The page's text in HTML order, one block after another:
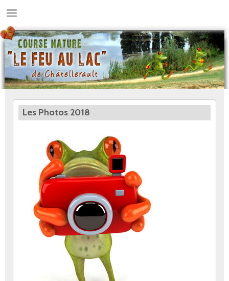
au
contenu
principal
Les Photos 2018